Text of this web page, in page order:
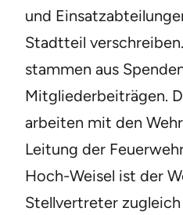
und
Stadtteil
stammen aus
Mitgliederbeiträgen.
arbeiten mit den
Leitung der
Hoch-Weisel ist der
Stellvertreter